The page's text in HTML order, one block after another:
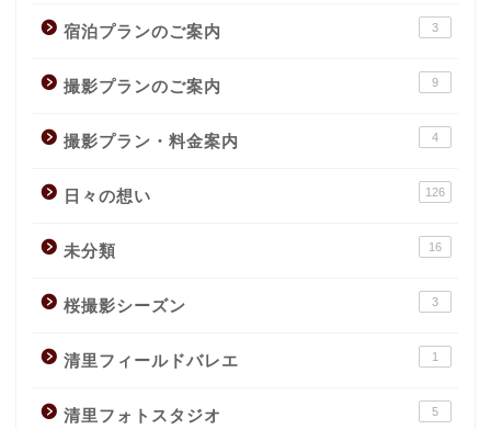
宿泊プランのご案内 3
撮影プランのご案内 9
撮影プラン・料金案内 4
日々の想い 126
未分類 16
桜撮影シーズン 3
清里フィールドバレエ 1
清里フォトスタジオ 5